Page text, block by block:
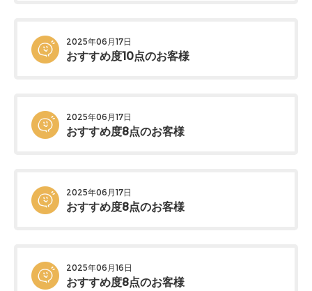
2025年06月17日
おすすめ度10点のお客様
2025年06月17日
おすすめ度8点のお客様
2025年06月17日
おすすめ度8点のお客様
2025年06月16日
おすすめ度8点のお客様